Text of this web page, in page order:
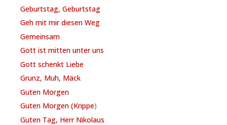
Geburtstag, Geburtstag
Geh mit mir diesen Weg
Gemeinsam
Gott ist mitten unter uns
Gott schenkt Liebe
Grunz, Muh, Mäck
Guten Morgen
Guten Morgen (Krippe)
Guten Tag, Herr Nikolaus